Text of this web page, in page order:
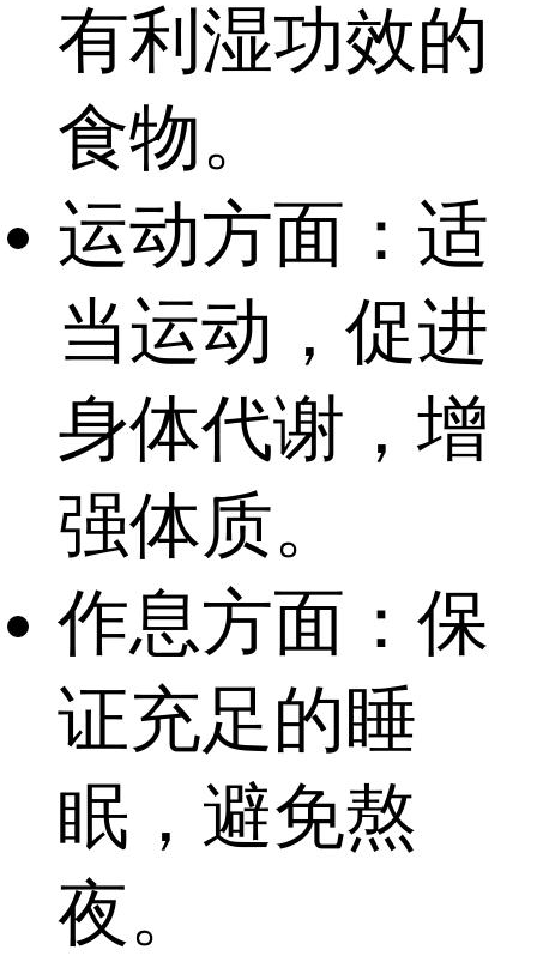
有利湿功效的
食物。
运动方面：适
当运动，促进
身体代谢，增
强体质。
作息方面：保
证充足的睡
眠，避免熬
夜。